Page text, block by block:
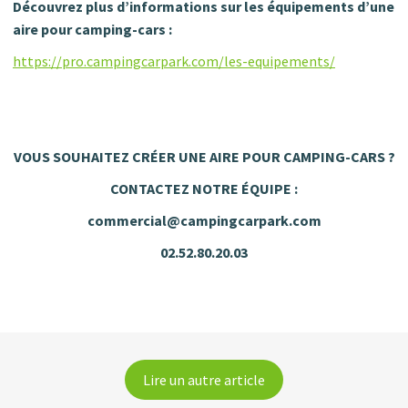
Découvrez plus d’informations sur les équipements d’une
aire pour camping-cars :
https://pro.campingcarpark.com/les-equipements/
VOUS SOUHAITEZ CRÉER UNE AIRE POUR CAMPING-CARS ?
CONTACTEZ NOTRE ÉQUIPE :
commercial@campingcarpark.com
02.52.80.20.03
Lire un autre article